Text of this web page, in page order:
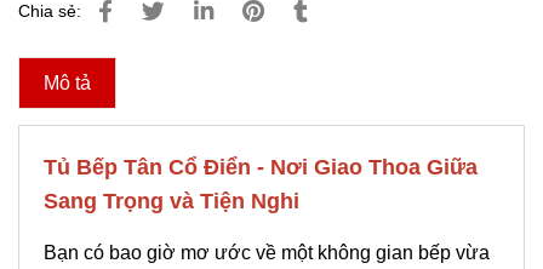
Chia sẻ:
Mô tả
Tủ Bếp Tân Cổ Điển - Nơi Giao Thoa Giữa
Sang Trọng và Tiện Nghi
Bạn có bao giờ mơ ước về một không gian bếp vừa